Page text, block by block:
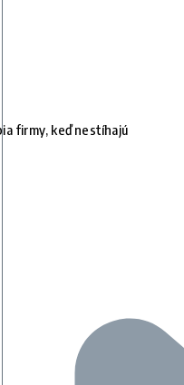
firmy, keď nestíhajú